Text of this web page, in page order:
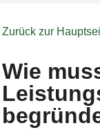
Zurück zur
Wie